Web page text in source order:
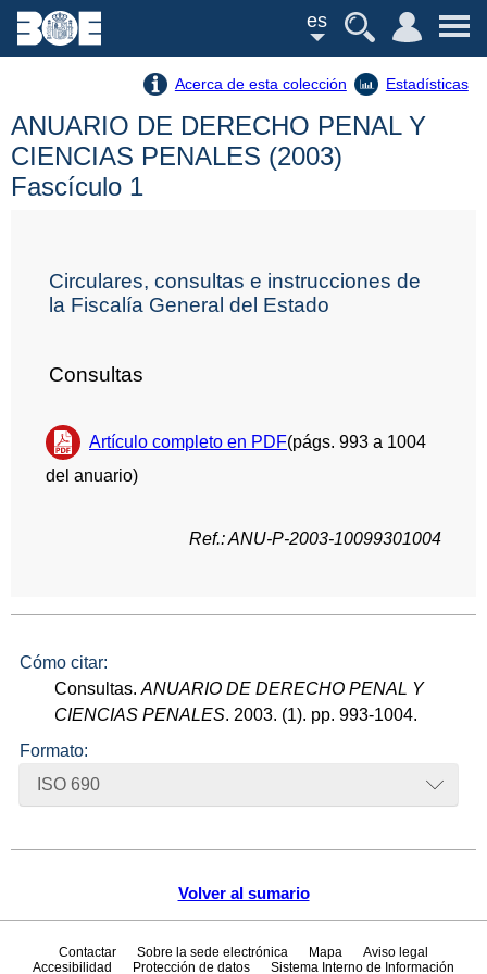
es
Acerca de esta colección Estadísticas
Volver al sumario
ANUARIO DE DERECHO PENAL Y
CIENCIAS PENALES (2003)
Fascículo 1
Circulares, consultas e instrucciones de
la Fiscalía General del Estado
Consultas
Artículo completo en PDF(págs. 993 a 1004
del anuario)
Ref.: ANU-P-2003-10099301004
Cómo citar:
Consultas.ANUARIO DE DERECHO PENAL Y
CIENCIAS PENALES. 2003. (1). pp. 993-1004.
Formato:
ISO 690
Contactar Sobre la sede electrónica Mapa
Aviso legal
Accesibilidad
Protección de datos Sistema Interno de Información